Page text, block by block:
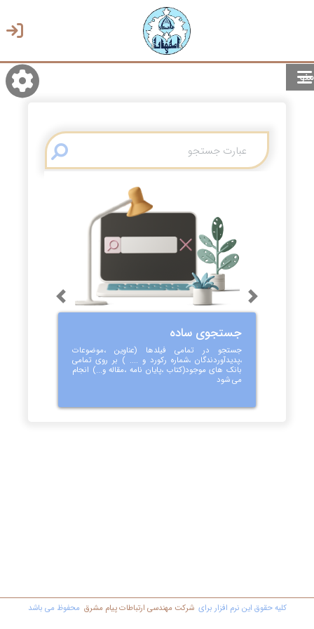
منو
انتخاب زبان
جستجوی ساده
جستجو در تمامی فیلدها (عناوین ،موضوعات
،پدیدآوردندگان ،شماره رکورد و .... ) بر روی تمامی
بانک های موجود(کتاب ،پایان نامه ،مقاله و...) انجام
می شود
Previous Next
کليه حقوق اين نرم افزار برای شرکت مهندسي ارتباطات پیام مشرق محفوظ مي باشد